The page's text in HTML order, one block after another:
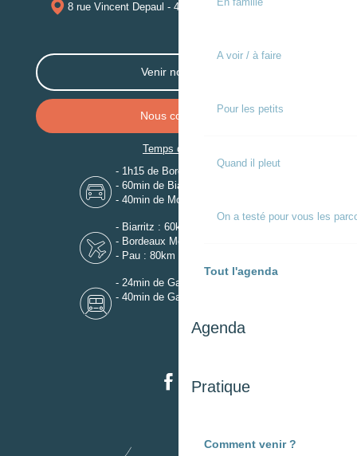
A voir / à faire
Pour les petits
Quand il pleut
On a testé pour vous les
Tout l'agenda
Agenda
Pratique
Comment venir ?
8 rue Vincent Depaul - 40250 MUGRON
Venir nous voir
Nous contacter
Temps de trajet
- 1h15 de Bordeaux
- 60min de Biarritz
- 40min de Mont-de-Marsan
- Biarritz : 60km
- Bordeaux Mérignac : 110km
- Pau : 80km
- 24min de Gare de Dax
- 40min de Gare de Mont-de-Marsan